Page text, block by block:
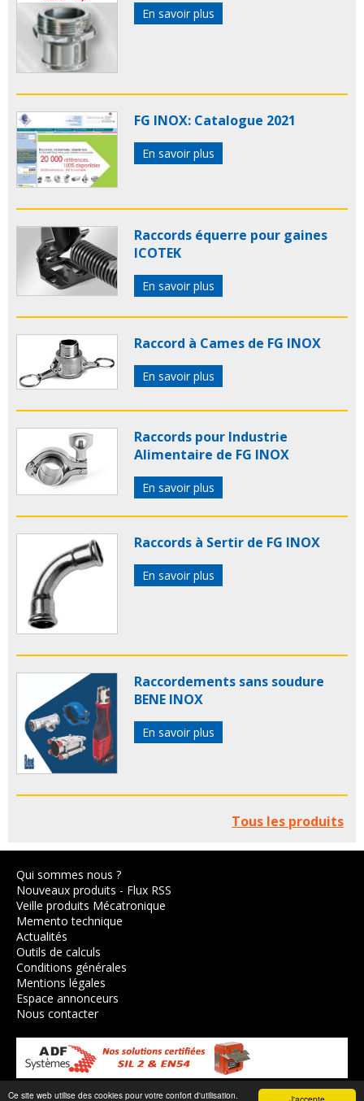
Ce site web utilise des cookies pour votre confort d'utilisation.
En savoir plus
FG INOX: Catalogue 2021
En savoir plus
Raccords équerre pour gaines
ICOTEK
En savoir plus
Raccord à Cames de FG INOX
En savoir plus
Raccords pour Industrie
Alimentaire de FG INOX
En savoir plus
Raccords à Sertir de FG INOX
En savoir plus
Raccordements sans soudure
BENE INOX
En savoir plus
Tous les produits
Qui sommes nous ?
Nouveaux produits - Flux RSS
Veille produits Mécatronique
Memento technique
Actualités
Outils de calculs
Conditions générales
Mentions légales
Espace annonceurs
Nous contacter